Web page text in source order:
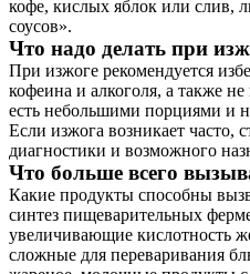
кофе, кислых яблок или слив,
соусов».
Что надо делать при
При изжоге рекомендуется
кофеина и алкоголя, а также
есть небольшими порциями и
Если изжога возникает часто,
диагностики и возможного
Что больше всего
Какие продукты способны
синтез пищеварительных
увеличивающие кислотность
сложные для переваривания